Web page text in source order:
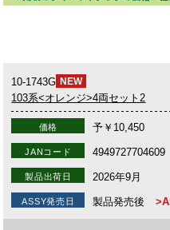
10-1743G NEW
103系<オレンジ>4両セット2
価格 予￥10,450
JANコード 4949727704609
製品出荷日 2026年9月
ASSY発売日 製品発売後